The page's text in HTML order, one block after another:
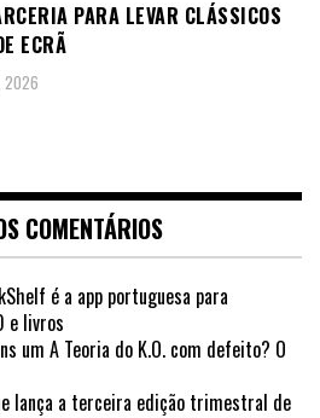
PARA LEVAR CLÁSSICOS
ECRÃ
2026
COMENTÁRIOS
é a app portuguesa para
e livros
um A Teoria do K.O. com defeito? O
lança a terceira edição trimestral de